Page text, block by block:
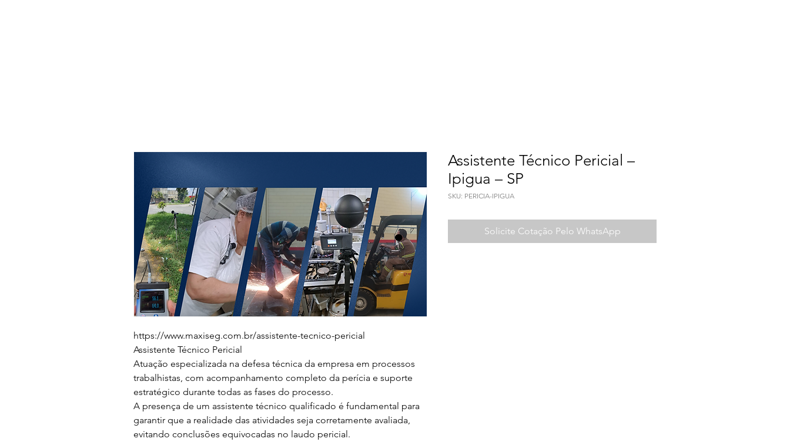
https://www.maxiseg.com.br/assistente-tecnico-pericial
Assistente Técnico Pericial
Atuação especializada na defesa técnica da empresa em processos
trabalhistas, com acompanhamento completo da perícia e suporte
estratégico durante todas as fases do processo.
A presença de um assistente técnico qualificado é fundamental para
garantir que a realidade das atividades seja corretamente avaliada,
evitando conclusões equivocadas no laudo pericial.
Assistente Técnico Pericial –
Ipigua – SP
SKU: PERICIA-IPIGUA
Solicite Cotação Pelo WhatsApp